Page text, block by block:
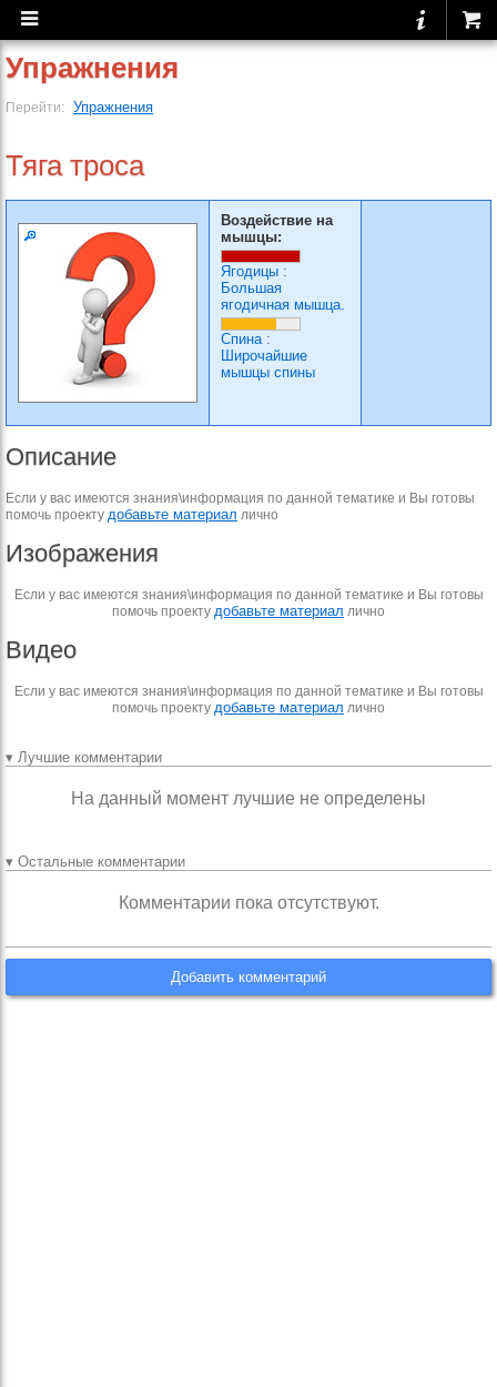
Упражнения
Перейти: Упражнения
Тяга троса
Воздействие на
мышцы:
Ягодицы :
Большая
ягодичная мышца.
Спина:
Широчайшие
мышцы спины
Описание
Если у вас имеются знания\информация по данной тематике и Вы готовы
помочь проекту добавьте материал лично
Изображения
Если у вас имеются знания\информация по данной тематике и Вы готовы
помочь проекту добавьте материал лично
Видео
Если у вас имеются знания\информация по данной тематике и Вы готовы
помочь проекту добавьте материал лично
▾ Лучшие комментарии
На данный момент лучшие не определены
▾ Остальные комментарии
Комментарии пока отсутствуют.
Добавить комментарий